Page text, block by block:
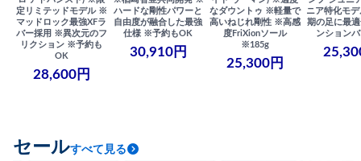
定リミテッドモデル ※
マッドロック最強XFラ
バー採用 ※異次元のフ
リクション ※予約も
OK
28,600円
ハードな剛性パワーと
自由度が融合した最強
仕様 ※予約もOK
30,910円
なダウントゥ ※軽量で
高いねじれ剛性 ※高感
度FriXionソール
※185g
25,300円
ニア特化モ
期の足に最
ンション
セールすべて見る